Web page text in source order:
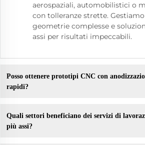
aerospaziali, automobilistici o
con tolleranze strette. Gestiamo
geometrie complesse e
assi per risultati impeccabili.
Posso ottenere prototipi CNC con
rapidi?
Quali settori beneficiano dei servizi di
più assi?